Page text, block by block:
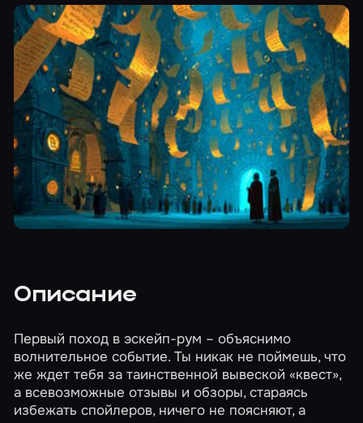
Описание
Первый поход в эскейп-рум – объяснимо
волнительное событие. Ты никак не поймешь, что
же ждет тебя за таинственной вывеской «квест»,
а всевозможные отзывы и обзоры, стараясь
избежать спойлеров, ничего не поясняют, а